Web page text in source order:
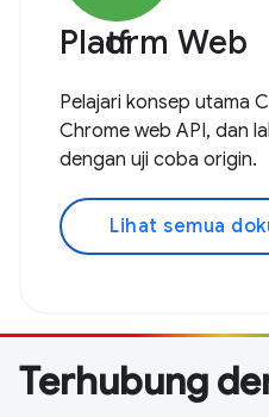
Platform Web
Pelajari konsep utama
Chrome web API, dan
dengan uji coba origin.
Lihat semua
Terhubung